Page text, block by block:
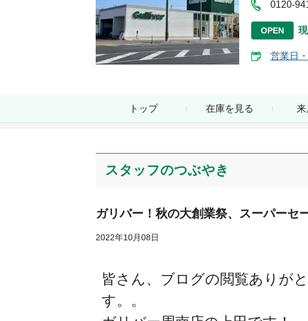
0120-
OPEN
営業日
トップ 在庫を見る 来
スタッフのつぶやき
ガリバー！秋の大創業祭、スーパーセ
2022年10月08日
皆さん、ブログの閲覧ありが
す。。